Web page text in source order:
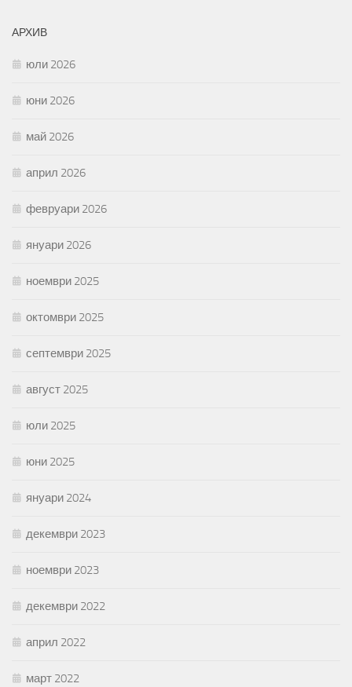
АРХИВ
юли 2026
юни 2026
май 2026
април 2026
февруари 2026
януари 2026
ноември 2025
октомври 2025
септември 2025
август 2025
юли 2025
юни 2025
януари 2024
декември 2023
ноември 2023
декември 2022
април 2022
март 2022